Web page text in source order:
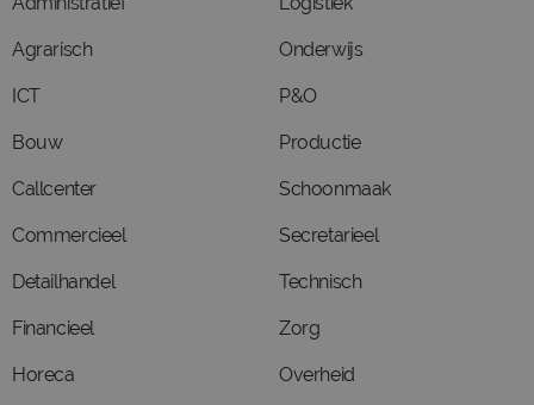
Agrarisch
ICT
Bouw
Callcenter
Commercieel
Detailhandel
Financieel
Horeca
Onderwijs
P&O
Productie
Schoonmaak
Secretarieel
Technisch
Zorg
Overheid